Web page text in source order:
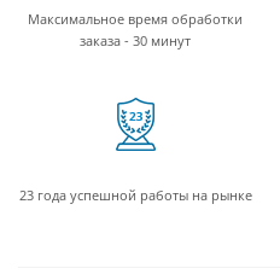
Максимальное время обработки
заказа - 30 минут
23 года успешной работы на рынке